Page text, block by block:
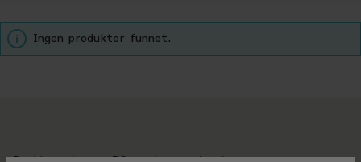
Ingen produkter funnet.